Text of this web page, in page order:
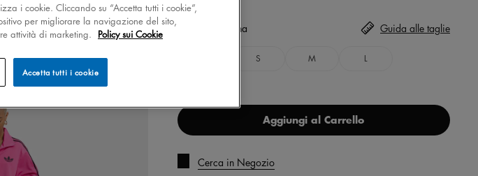
Seleziona
S M L
Guida alle taglie
Aggiungi al Carrello
Cerca in Negozio
i cookie. Cliccando su “Accetta tutti i cookie”,
per migliorare la navigazione del sito,
attività di marketing. Policy sui Cookie
Accetta tutti i cookie